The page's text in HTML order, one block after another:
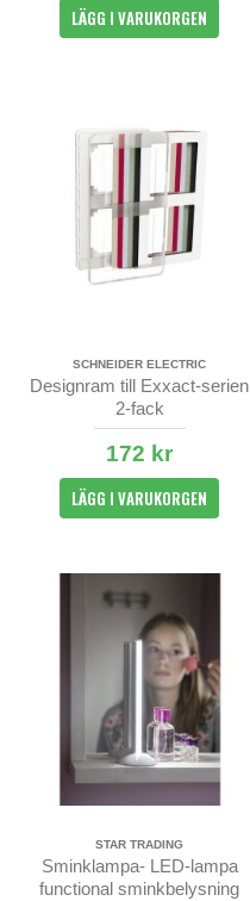
LÄGG I VARUKORGEN
SCHNEIDER ELECTRIC
Designram till Exxact-serien
2-fack
172 kr
LÄGG I VARUKORGEN
STAR TRADING
Sminklampa- LED-lampa
functional sminkbelysning